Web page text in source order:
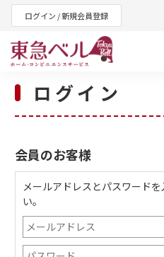
ログイン / 新規会員登録
東急オンラ
ログイン
会員のお客様
メールアドレスとパスワード
い。